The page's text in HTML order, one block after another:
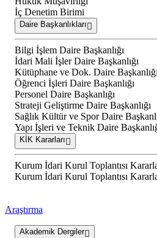
İç Denetim Birimi
Daire Başkanlıkları
Bilgi İşlem Daire Başkanlığı
İdari Mali İşler Daire Başkanlığı
Kütüphane ve Dok. Daire Başkanlığı
Öğrenci İşleri Daire Başkanlığı
Personel Daire Başkanlığı
Strateji Geliştirme Daire Başkanlığı
Sağlık Kültür ve Spor Daire
Yapı İşleri ve Teknik Daire
KİK Kararları
Kurum İdari Kurul Toplantısı
Kurum İdari Kurul Toplantısı
Araştırma
Akademik Dergiler